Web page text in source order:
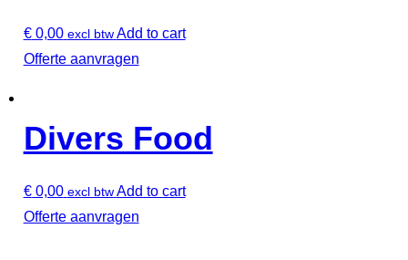
€0,00 excl btw Add to cart
Offerte aanvragen
Divers Food
€0,00 excl btw Add to cart
Offerte aanvragen